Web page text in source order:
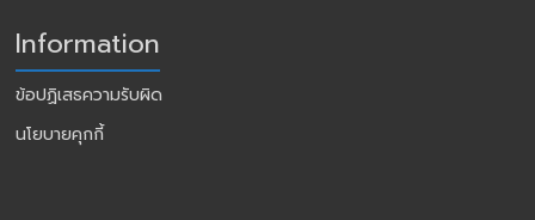
Information
ข้อปฏิเสธความรับผิด
นโยบายคุกกี้